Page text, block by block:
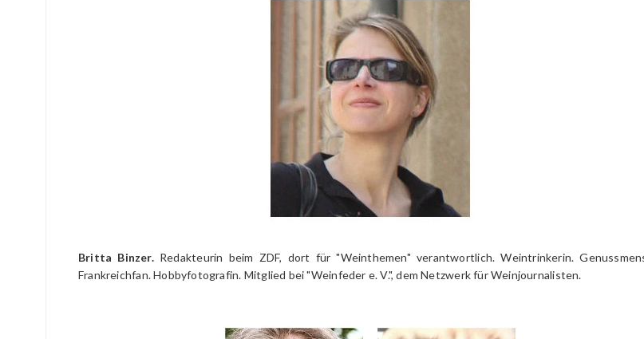
Britta Binzer.Redakteurin beim ZDF, dort für "Weinthemen" verantwortlich. Weintrinkerin.
Frankreichfan. Hobbyfotografin. Mitglied bei "Weinfeder e. V.", dem Netzwerk für Weinjournalisten.